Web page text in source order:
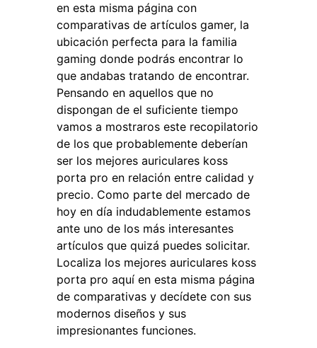
en esta misma página con
comparativas de artículos gamer, la
ubicación perfecta para la familia
gaming donde podrás encontrar lo
que andabas tratando de encontrar.
Pensando en aquellos que no
dispongan de el suficiente tiempo
vamos a mostraros este recopilatorio
de los que probablemente deberían
ser los mejores auriculares koss
porta pro en relación entre calidad y
precio. Como parte del mercado de
hoy en día indudablemente estamos
ante uno de los más interesantes
artículos que quizá puedes solicitar.
Localiza los mejores auriculares koss
porta pro aquí en esta misma página
de comparativas y decídete con sus
modernos diseños y sus
impresionantes funciones.